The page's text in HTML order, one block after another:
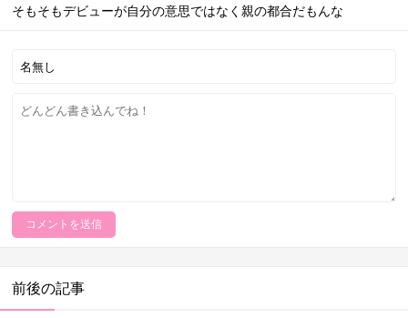
そもそもデビューが自分の意思ではなく親の都合だもんな
前後の記事